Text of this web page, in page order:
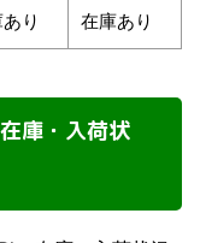
り 在庫あり
庫・入荷状